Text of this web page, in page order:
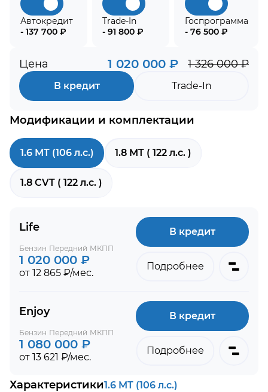
Автокредит
- 137 700 ₽
Trade-In
- 91 800 ₽
Госпрограмма
- 76 500 ₽
Цена 1 020 000 ₽ 1 326 000 ₽
В кредит Trade-In
Модификации и комплектации
1.6 MT (106 л.с.) 1.8 MT ( 122 л.с. )
1.8 CVT ( 122 л.с. )
Life
Бензин Передний МКПП
1 020 000 ₽
от 12 865 ₽/мес.
В кредит
Подробнее
Enjoy
Бензин Передний МКПП
1 080 000 ₽
от 13 621 ₽/мес.
В кредит
Подробнее
Характеристики1.6 MT (106 л.с.)